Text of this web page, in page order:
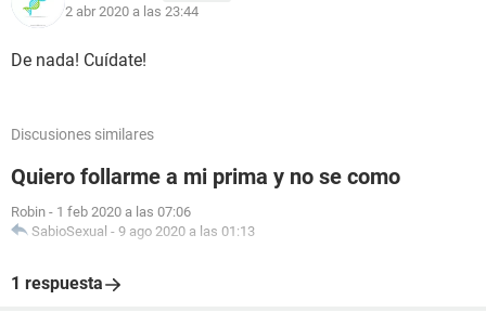
2 abr 2020 a las 23:44
De nada! Cuídate!
Discusiones similares
Quiero follarme a mi prima y no se como
Robin - 1 feb 2020 a las 07:06
SabioSexual - 9 ago 2020 a las 01:13
1 respuesta